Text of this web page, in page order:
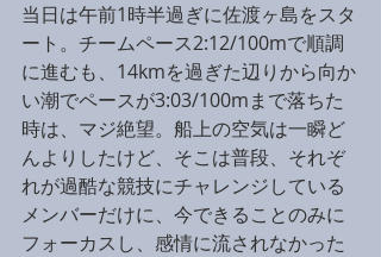
当日は午前1時半過ぎに佐渡ヶ島をスタ
ート。チームペース2:12/100mで順調
に進むも、14kmを過ぎた辺りから向か
い潮でペースが3:03/100mまで落ちた
時は、マジ絶望。船上の空気は一瞬ど
んよりしたけど、そこは普段、それぞ
れが過酷な競技にチャレンジしている
メンバーだけに、今できることのみに
フォーカスし、感情に流されなかった